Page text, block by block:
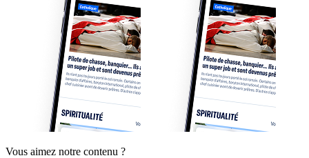
Vous aimez notre contenu ?